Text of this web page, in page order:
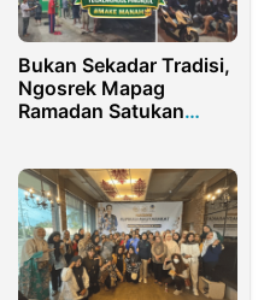
Bukan Sekadar Tradisi,
Ngosrek Mapag
Ramadan Satukan